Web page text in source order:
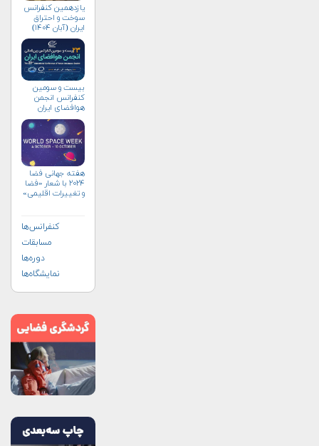
یازدهمین کنفرانس
سوخت و احتراق
ایران (آبان‌ ۱۴۰۴)
بیست و سومین
کنفرانس انجمن
هوافضای ايران
هفته جهانی فضا
۲۰۲۴ با شعار «فضا
و تغییرات اقلیمی»
کنفرانس‌ها
مسابقات
دوره‌ها
نمایشگاه‌ها